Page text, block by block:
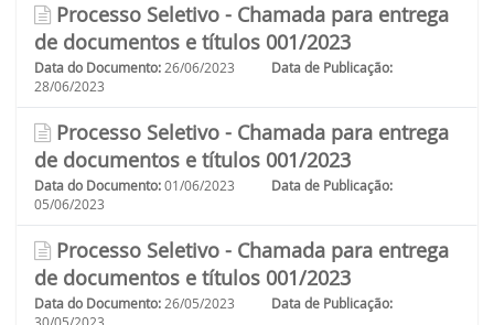
Processo Seletivo - Chamada para entrega
de documentos e títulos 001/2023
Data do Documento: 26/06/2023
Data de Publicação:
28/06/2023
Processo Seletivo - Chamada para entrega
de documentos e títulos 001/2023
Data do Documento: 01/06/2023
Data de Publicação:
05/06/2023
Processo Seletivo - Chamada para entrega
de documentos e títulos 001/2023
Data do Documento: 26/05/2023
Data de Publicação: